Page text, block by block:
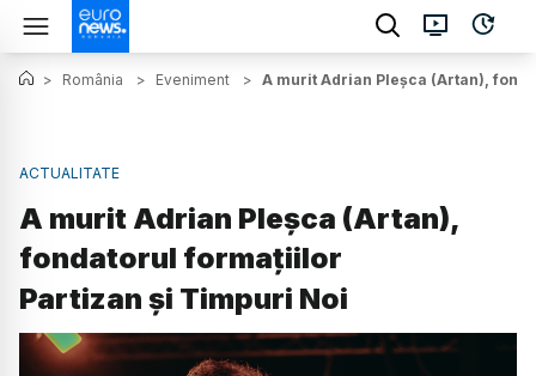
> România > Eveniment > A murit Adrian Pleșca (Artan),
ACTUALITATE
A murit Adrian Pleșca (Artan),
fondatorul formațiilor
Partizan și Timpuri Noi